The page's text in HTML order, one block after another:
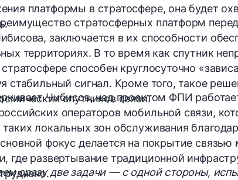
платформы в стратосфере, она будет
стратосферных платформ
заключается в их способности
территориях. В то время как спутник
стратосфере способен круглосуточно
стабильный сигнал. Кроме того, такое
спутников связи.
Чибисов, над проектом ФПИ
операторов мобильной связи,
локальных зон обслуживания
фокус делается на покрытие
где развертывание традиционной
сразу две задачи — с одной стороны,